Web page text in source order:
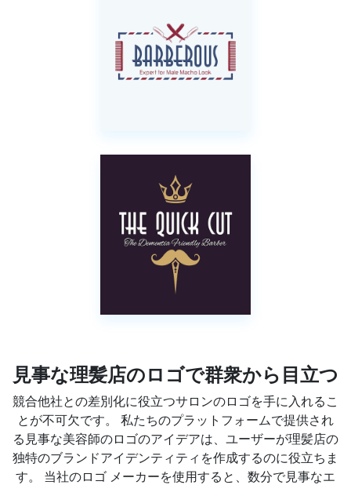
見事な理髪店のロゴで群衆から目立つ
競合他社との差別化に役立つサロンのロゴを手に入れるこ
とが不可欠です。 私たちのプラットフォームで提供され
る見事な美容師のロゴのアイデアは、ユーザーが理髪店の
独特のブランドアイデンティティを作成するのに役立ちま
す。 当社のロゴ メーカーを使用すると、数分で見事なエ